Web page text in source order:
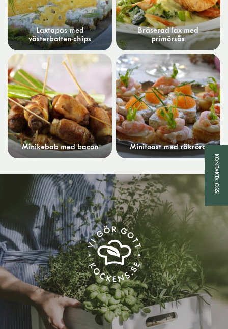
Laxtapas med
västerbotten-chips
Bräserad lax med
primörsås
Minikebab med bacon Minitoast med räkröra
KONTAKTA OSS!